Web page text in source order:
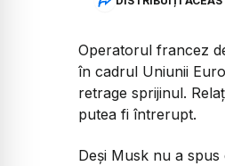
Operatorul francez
în cadrul Uniunii
retrage sprijinul.
putea fi întrerupt.
Deși Musk nu a